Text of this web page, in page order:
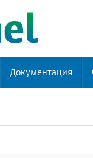
Документация